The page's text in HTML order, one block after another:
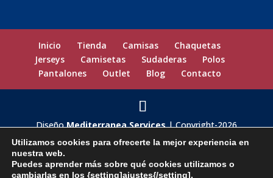
Inicio Tienda Camisas
Chaquetas
Jerseys
Camisetas Sudaderas
Polos
Pantalones
Outlet Blog Contacto
DiseñoMediterranea Services| Copyright-2026
privatamoda.es
Utilizamos cookies para ofrecerte la mejor experiencia en
nuestra web.
Puedes aprender más sobre qué cookies utilizamos o
cambiarlas en los {setting]ajustes{/setting].